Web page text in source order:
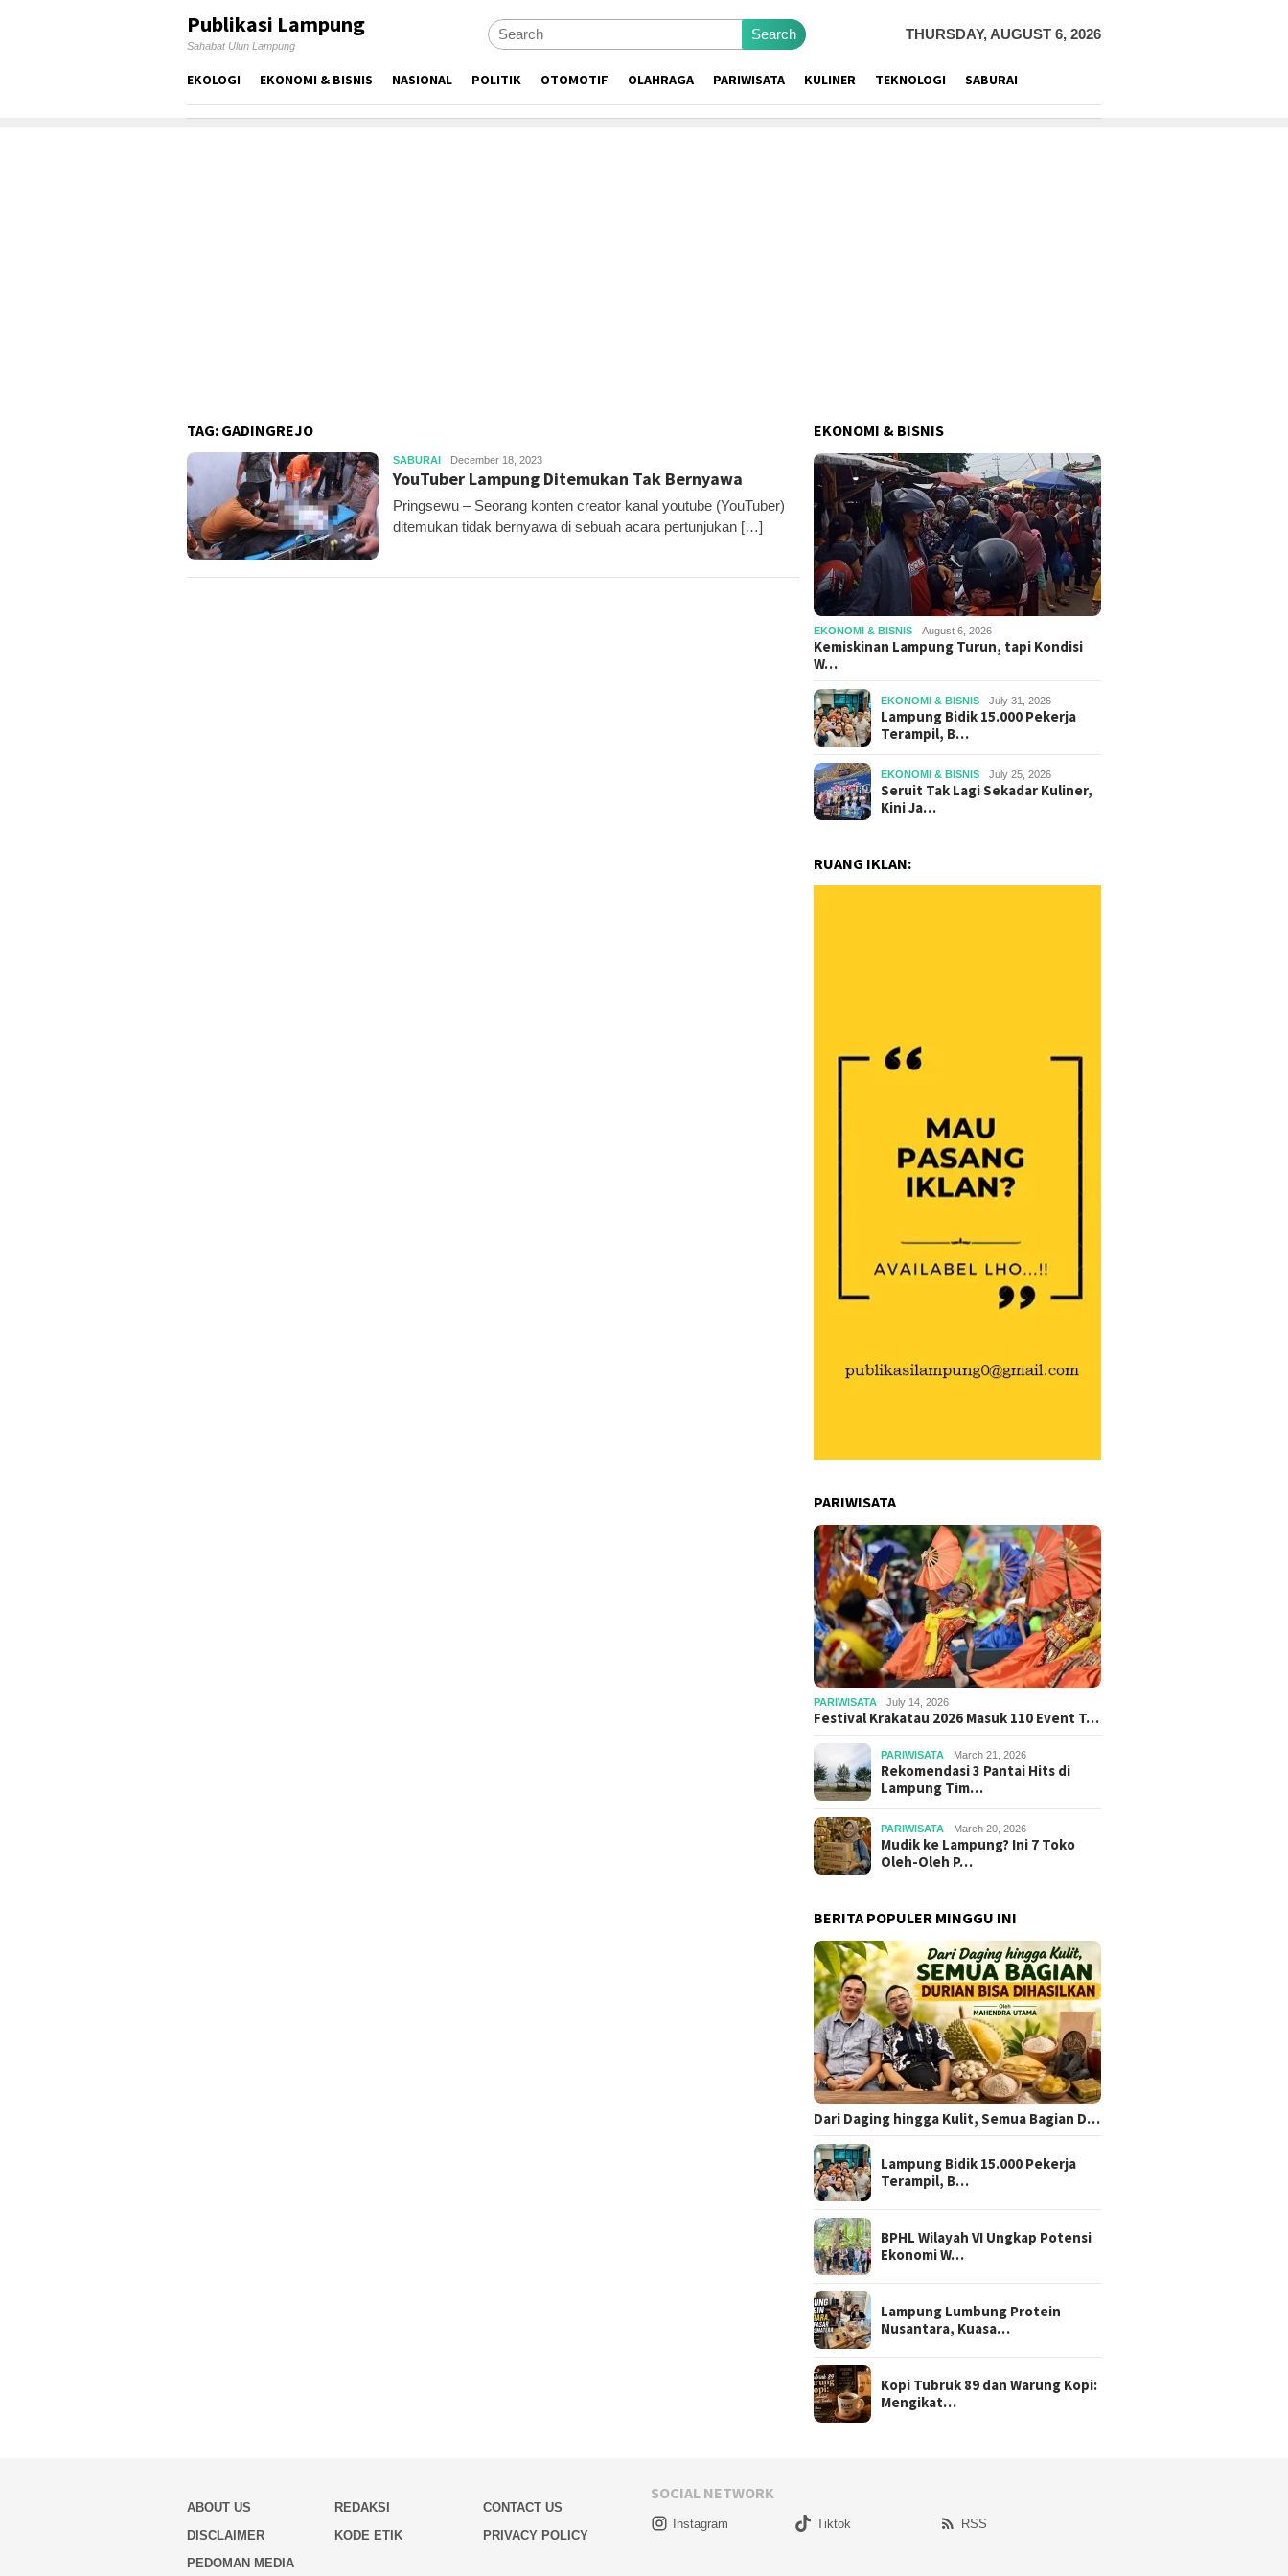
Publikasi Lampung
Sahabat Ulun Lampung
Search THURSDAY, AUGUST 6, 2026
EKOLOGI EKONOMI & BISNIS NASIONAL POLITIK OTOMOTIF OLAHRAGA PARIWISATA KULINER TEKNOLOGI SABURAI
TAG: GADINGREJO
SABURAIRaditya
Biantara
December 18, 2023
YouTuber Lampung Ditemukan Tak Bernyawa
Pringsewu – Seorang konten creator kanal youtube (YouTuber)
ditemukan tidak bernyawa di sebuah acara pertunjukan […]
EKONOMI & BISNIS
EKONOMI & BISNIS August 6, 2026
Kemiskinan Lampung Turun, tapi Kondisi
W…
EKONOMI & BISNIS July 31, 2026
Lampung Bidik 15.000 Pekerja
Terampil, B…
EKONOMI & BISNIS July 25, 2026
Seruit Tak Lagi Sekadar Kuliner,
Kini Ja…
RUANG IKLAN:
PARIWISATA
PARIWISATA July 14, 2026
Festival Krakatau 2026 Masuk 110 Event T…
PARIWISATA March 21, 2026
Rekomendasi 3 Pantai Hits di
Lampung Tim…
PARIWISATA March 20, 2026
Mudik ke Lampung? Ini 7 Toko
Oleh-Oleh P…
BERITA POPULER MINGGU INI
Dari Daging hingga Kulit, Semua Bagian D…
Lampung Bidik 15.000 Pekerja
Terampil, B…
BPHL Wilayah VI Ungkap Potensi
Ekonomi W…
Lampung Lumbung Protein
Nusantara, Kuasa…
Kopi Tubruk 89 dan Warung Kopi:
Mengikat…
ABOUT US REDAKSI
CONTACT US
DISCLAIMER
KODE ETIK
PRIVACY POLICY
PEDOMAN MEDIA
SOCIAL NETWORK
Instagram Tiktok RSS